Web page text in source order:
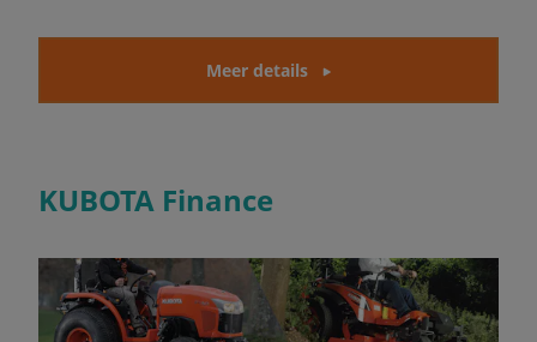
Meer details
KUBOTA Finance